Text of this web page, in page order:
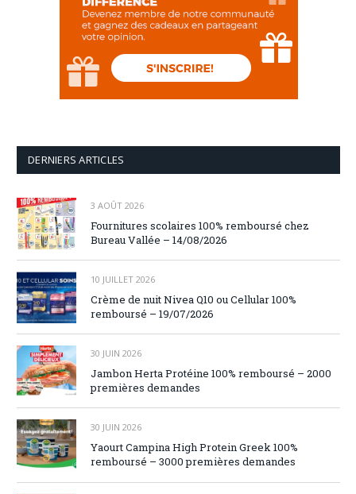
DERNIERS ARTICLES
3 AOÛT 2026
Fournitures scolaires 100% remboursé chez
Bureau Vallée – 14/08/2026
10 JUILLET 2026
Crème de nuit Nivea Q10 ou Cellular 100%
remboursé – 19/07/2026
30 JUIN 2026
Jambon Herta Protéine 100% remboursé – 2000
premières demandes
30 JUIN 2026
Yaourt Campina High Protein Greek 100%
remboursé – 3000 premières demandes